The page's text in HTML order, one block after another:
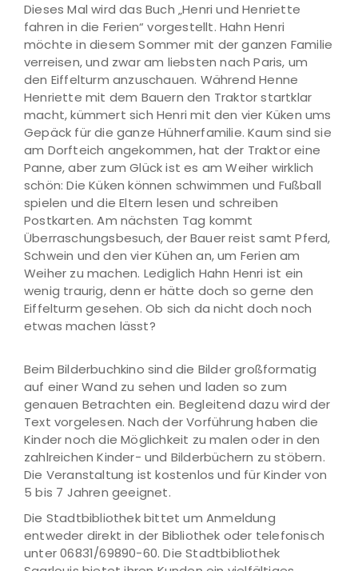
Dieses Mal wird das Buch „Henri und Henriette
fahren in die Ferien“ vorgestellt. Hahn Henri
möchte in diesem Sommer mit der ganzen Familie
verreisen, und zwar am liebsten nach Paris, um
den Eiffelturm anzuschauen. Während Henne
Henriette mit dem Bauern den Traktor startklar
macht, kümmert sich Henri mit den vier Küken ums
Gepäck für die ganze Hühnerfamilie. Kaum sind sie
am Dorfteich angekommen, hat der Traktor eine
Panne, aber zum Glück ist es am Weiher wirklich
schön: Die Küken können schwimmen und Fußball
spielen und die Eltern lesen und schreiben
Postkarten. Am nächsten Tag kommt
Überraschungsbesuch, der Bauer reist samt Pferd,
Schwein und den vier Kühen an, um Ferien am
Weiher zu machen. Lediglich Hahn Henri ist ein
wenig traurig, denn er hätte doch so gerne den
Eiffelturm gesehen. Ob sich da nicht doch noch
etwas machen lässt?
Beim Bilderbuchkino sind die Bilder großformatig
auf einer Wand zu sehen und laden so zum
genauen Betrachten ein. Begleitend dazu wird der
Text vorgelesen. Nach der Vorführung haben die
Kinder noch die Möglichkeit zu malen oder in den
zahlreichen Kinder- und Bilderbüchern zu stöbern.
Die Veranstaltung ist kostenlos und für Kinder von
5 bis 7 Jahren geeignet.
Die Stadtbibliothek bittet um Anmeldung
entweder direkt in der Bibliothek oder telefonisch
unter 06831/69890-60. Die Stadtbibliothek